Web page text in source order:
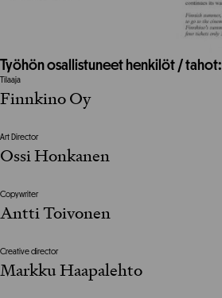
Työhön osallistuneet henkilöt / tahot:
Tilaaja
Finnkino Oy
Art Director
Ossi Honkanen
Copywriter
Antti Toivonen
Creative director
Markku Haapalehto